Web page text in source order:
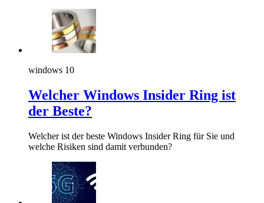
windows 10
Welcher Windows Insider Ring ist
der Beste?
Welcher ist der beste Windows Insider Ring für Sie und
welche Risiken sind damit verbunden?